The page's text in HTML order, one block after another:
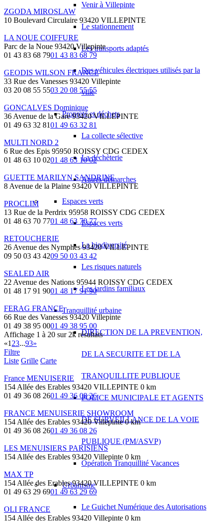
Venir à Villepinte
Le stationnement
Les transports adaptés
Des véhicules électriques utilisés par la
ville
Propreté et déchets
La collecte sélective
La déchèterie
Autres démarches
Espaces verts
Espaces verts
La biodiversité
Les risques naturels
Les jardins familiaux
Tranquillité urbaine
DIRECTION DE LA PREVENTION,
DE LA SECURITE ET DE LA
TRANQUILLITE PUBLIQUE
POLICE MUNICIPALE ET AGENTS
DE SURVEILLANCE DE LA VOIE
PUBLIQUE (PM/ASVP)
Opération Tranquillité Vacances
Urbanisme
Le Guichet Numérique des Autorisations
ZGODA MIROSLAW
10 Boulevard Circulaire 93420 VILLEPINTE
LA NOUE COIFFURE
Parc de la Noue 93420 Villepinte
01 43 83 68 7901 43 83 68 79
GEODIS WILSON FRANCE
33 Rue des Vanesses 93420 Villepinte
03 20 08 55 5503 20 08 55 55
GONCALVES Dominique
36 Avenue de la Gare 93420 VILLEPINTE
01 49 63 32 8101 49 63 32 81
MULTI NORD 2
6 Rue des Epis 95950 ROISSY CDG CEDEX
01 48 63 10 0201 48 63 10 02
GUETTE MARILYN SANDRINE
8 Avenue de la Plaine 93420 VILLEPINTE
PROCLIM
13 Rue de la Perdrix 95958 ROISSY CDG CEDEX
01 48 63 70 7701 48 63 70 77
RETOUCHERIE
26 Avenue des Nymphes 93420 VILLEPINTE
09 50 03 43 4209 50 03 43 42
SEALED AIR
22 Avenue des Nations 95944 ROISSY CDG CEDEX
01 48 17 91 9001 48 17 91 90
FERAG FRANCE
66 Rue des Vanesses 93420 Villepinte
01 49 38 95 0001 49 38 95 00
Affichage 1 à 20 sur 2k résultats
«1 23...93»
Filtre
Liste Grille Carte
France MENUISERIE
154 Allée des Erables 93420 VILLEPINTE 0 km
01 49 36 08 2601 49 36 08 26
FRANCE MENUISERIE SHOWROOM
154 Allée des Erables 93420 Villepinte 0 km
01 49 36 08 2601 49 36 08 26
LES MENUISIERS PARISIENS
154 Allée des Erables 93420 Villepinte 0 km
MAX TP
154 Allée des Erables 93420 VILLEPINTE 0 km
01 49 63 29 6901 49 63 29 69
OLI FRANCE
154 Allée des Erables 93420 Villepinte 0 km